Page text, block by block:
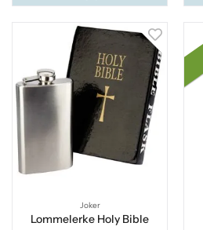
Joker
Lommelerke Holy Bible